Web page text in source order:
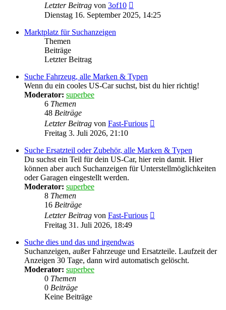
Letzter Beitrag von 3of10
Beitrag
Dienstag 16. September 2025, 14:25
Marktplatz für Suchanzeigen
Themen
Beiträge
Letzter Beitrag
Suche Fahrzeug, alle Marken & Typen
Wenn du ein cooles US-Car suchst, bist du hier richtig!
Moderator: superbee
6 Themen
48 Beiträge
Letzter Beitrag von Fast-Furious
Freitag 3. Juli 2026, 21:10
Suche Ersatzteil oder Zubehör, alle Marken & Typen
Du suchst ein Teil für dein US-Car, hier rein damit. Hier
können aber auch Suchanzeigen für Unterstellmöglichkeiten
oder Garagen eingestellt werden.
Moderator: superbee
8 Themen
16 Beiträge
Letzter Beitrag von Fast-Furious
Freitag 31. Juli 2026, 18:49
Suche dies und das und irgendwas
Suchanzeigen, außer Fahrzeuge und Ersatzteile. Laufzeit der
Anzeigen 30 Tage, dann wird automatisch gelöscht.
Moderator: superbee
0 Themen
0 Beiträge
Keine Beiträge